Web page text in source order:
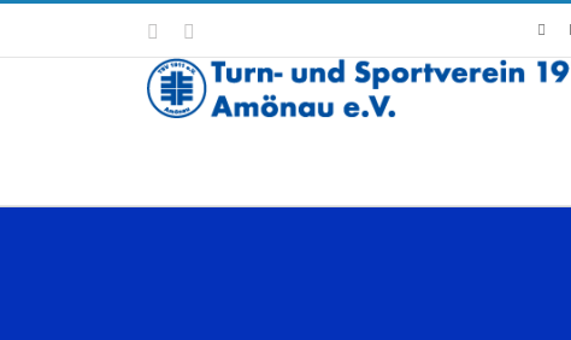
Inhalt
Facebook